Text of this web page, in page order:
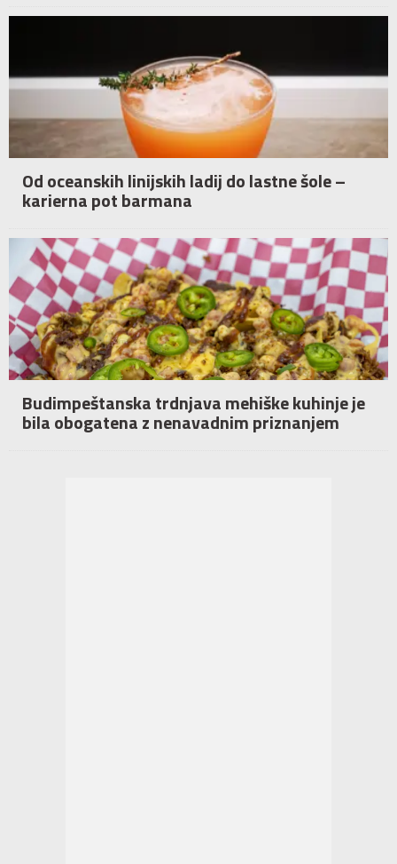
Od oceanskih linijskih ladij do lastne šole –
karierna pot barmana
Budimpeštanska trdnjava mehiške kuhinje je
bila obogatena z nenavadnim priznanjem